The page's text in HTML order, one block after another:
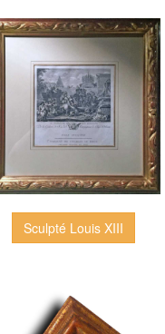
Sculpté Louis XIII